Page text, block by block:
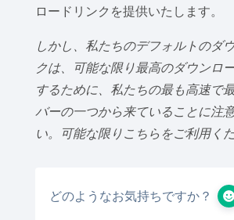
ロードリンクを提供いたします。
しかし、私たちのデフォルトのダ
クは、可能な限り最高のダウンロ
するために、私たちの最も高速で
バーの一つから来ていることに注
い。可能な限りこちらをご利用くだ
どのようなお気持ちですか？